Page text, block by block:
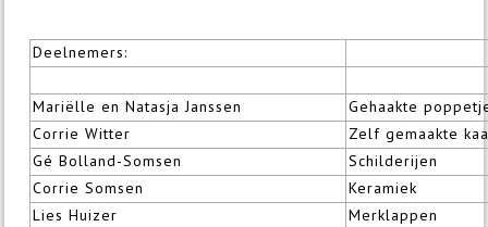
Deelnemers:
Mariëlle en Natasja Janssen
Gehaakte
Corrie Witter
Zelf gemaakte
Gé Bolland-Somsen
Schilderijen
Corrie Somsen
Keramiek
Lies Huizer
Merklappen